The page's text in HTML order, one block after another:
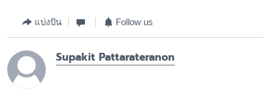
แบ่งปัน Follow us
Supakit Pattarateranon